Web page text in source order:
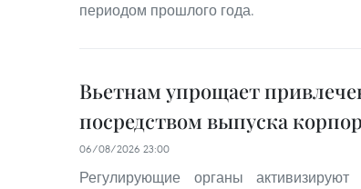
периодом прошлого года.
Вьетнам упрощает
посредством выпуска
06/08/2026 23:00
Регулирующие органы